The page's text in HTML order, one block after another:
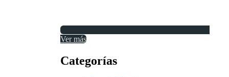
Ver más
Categorías